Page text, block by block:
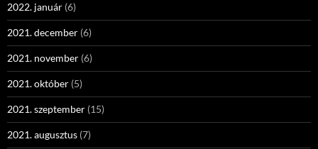
2022. január (6)
2021. december (6)
2021. november (6)
2021. október (5)
2021. szeptember (15)
2021. augusztus (7)